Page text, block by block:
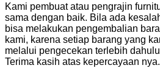
Kami pembuat atau pengrajin
sama dengan baik. Bila ada
bisa melakukan pengembalian
kami, karena setiap barang yang
melalui pengecekan terlebih
Terima kasih atas kepercayaan nya.